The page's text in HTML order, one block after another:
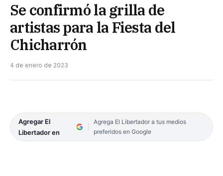
Se confirmó la grilla de
artistas para la Fiesta del
Chicharrón
4 de enero de 2023
Agregar El
Libertador en
Agrega El Libertador a tus medios
preferidos en Google